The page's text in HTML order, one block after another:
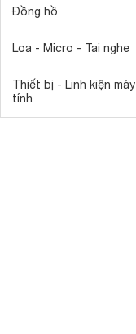
Đồng hồ
Loa - Micro - Tai nghe
Thiết bị - Linh kiện máy
tính